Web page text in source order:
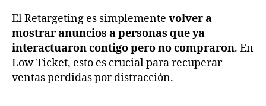
El Retargeting es simplemente volver a
mostrar anuncios a personas que ya
interactuaron contigo pero no compraron. En
Low Ticket, esto es crucial para recuperar
ventas perdidas por distracción.